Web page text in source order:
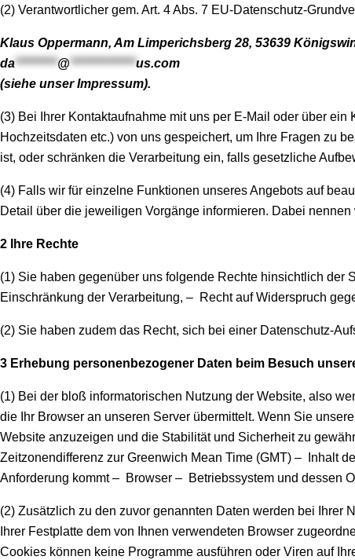
(2) Verantwortlicher gem. Art. 4 Abs. 7 EU-Datenschutz-
Klaus Oppermann, Am Limperichsberg 28, 53639
da*********@**************us.com
(siehe unser Impressum).
(3) Bei Ihrer Kontaktaufnahme mit uns per E-Mail oder über
Hochzeitsdaten etc.) von uns gespeichert, um Ihre Fragen zu
ist, oder schränken die Verarbeitung ein, falls gesetzliche
(4) Falls wir für einzelne Funktionen unseres Angebots auf
Detail über die jeweiligen Vorgänge informieren. Dabei
2 Ihre Rechte
(1) Sie haben gegenüber uns folgende Rechte hinsichtlich
Einschränkung der Verarbeitung, – Recht auf Widerspruch
(2) Sie haben zudem das Recht, sich bei einer Datenschutz-
3 Erhebung personenbezogener Daten beim Besuch
(1) Bei der bloß informatorischen Nutzung der Website, also
die Ihr Browser an unseren Server übermittelt. Wenn Sie
Website anzuzeigen und die Stabilität und Sicherheit zu
Zeitzonendifferenz zur Greenwich Mean Time (GMT) – Inhalt
Anforderung kommt – Browser – Betriebssystem und dessen
(2) Zusätzlich zu den zuvor genannten Daten werden bei Ihrer
Ihrer Festplatte dem von Ihnen verwendeten Browser
Cookies können keine Programme ausführen oder Viren auf